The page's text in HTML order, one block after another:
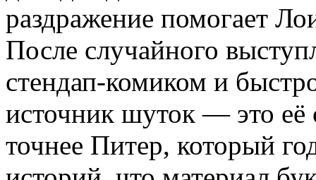
раздражение помогает
После случайного
стендап-комиком и
источник шуток — это её
точнее Питер, который